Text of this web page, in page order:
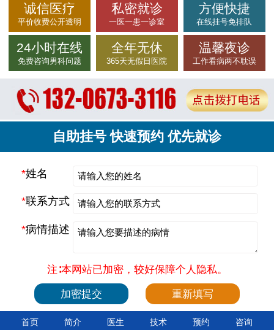
诚信医疗
平价收费公开透明
私密就诊
一医一患一诊室
方便快捷
在线挂号免排队
24小时在线
免费咨询男科问题
全年无休
365天无假日医院
温馨夜诊
工作看病两不耽误
自助挂号 快速预约 优先就诊
*姓名
*联系方式
*病情描述
注∶本网站已加密，较好保障个人隐私。
首页 简介 医生 技术 预约 咨询